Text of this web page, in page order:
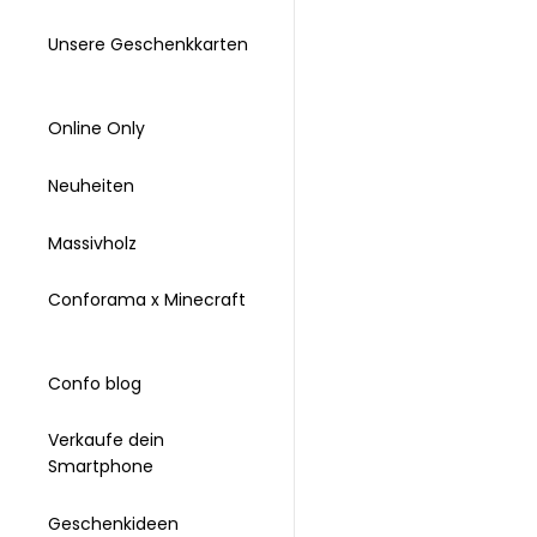
Unsere Geschenkkarten
Online Only
Neuheiten
Massivholz
Conforama x Minecraft
Confo blog
Verkaufe dein
Smartphone
Geschenkideen